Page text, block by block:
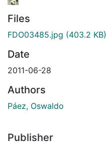
Files
FDO03485.jpg (403.2 KB)
Date
2011-06-28
Authors
Páez, Oswaldo
Publisher